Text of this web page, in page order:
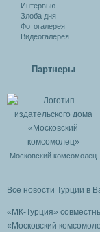
Интервью
Злоба дня
Фотогалерея
Видеогалерея
Партнеры
Московский комсомолец
Все новости Турции в
«МК-Турция»
«Московский